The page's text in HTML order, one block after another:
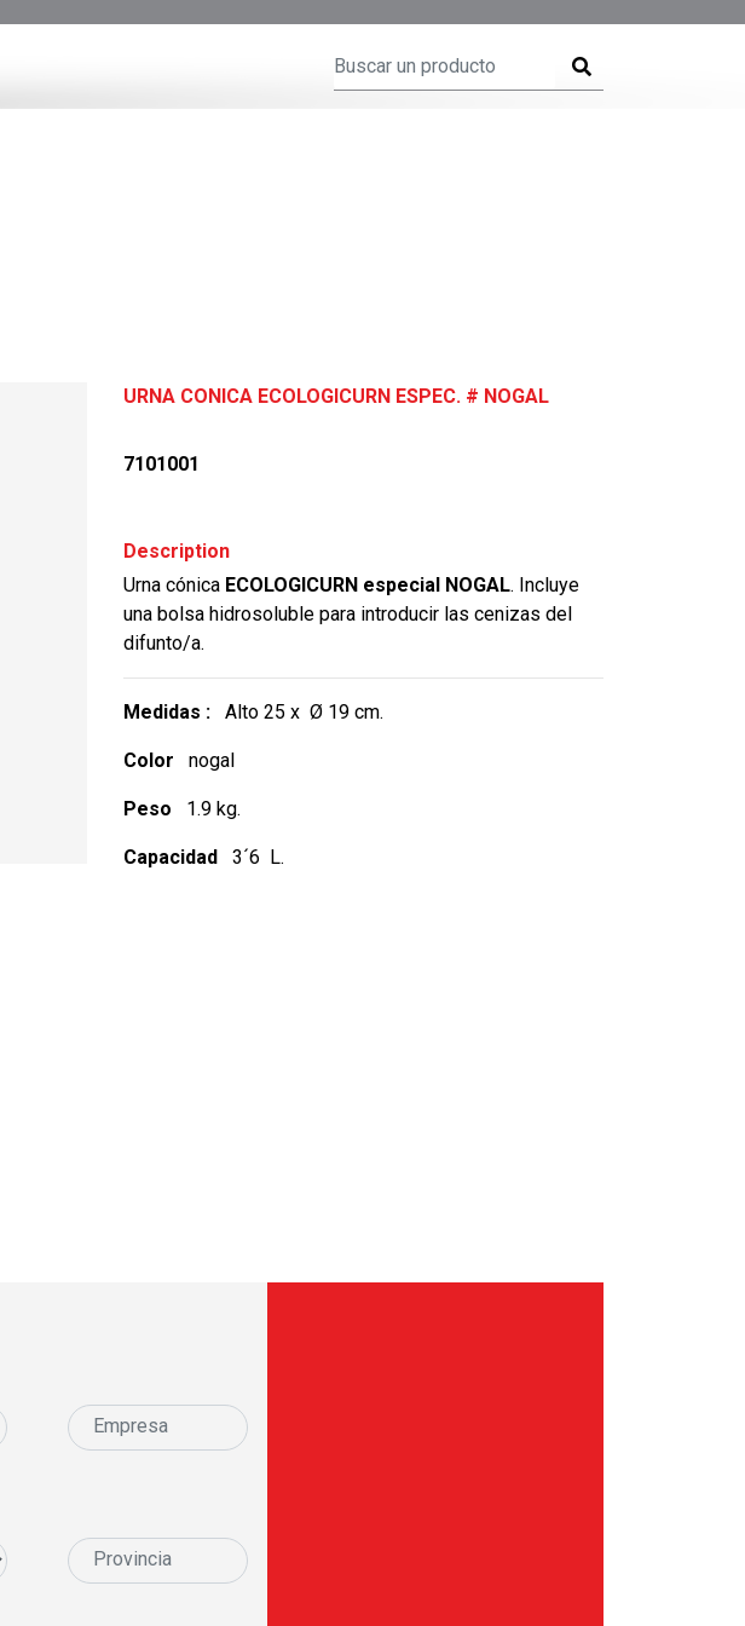
URNA CONICA ECOLOGICURN ESPEC. # NOGAL
7101001
Description
Urna cónica ECOLOGICURN especial NOGAL. Incluye
una bolsa hidrosoluble para introducir las cenizas del
difunto/a.
Medidas : Alto 25 x Ø 19 cm.
Color nogal
Peso 1.9 kg.
Capacidad 3´6 L.